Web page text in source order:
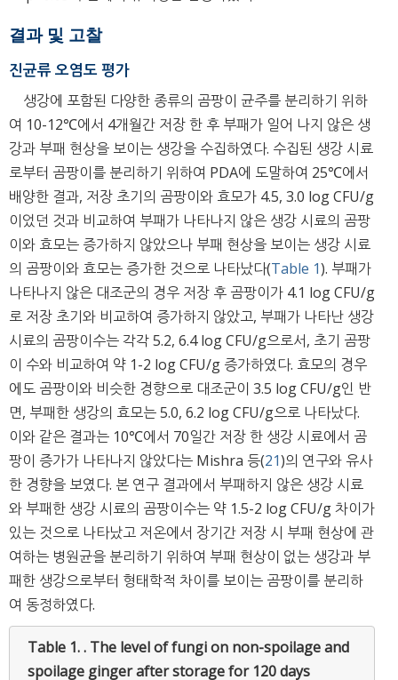
결과 및 고찰
진균류 오염도 평가
생강에 포함된 다양한 종류의 곰팡이 균주를 분리하기 위하
여 10-12℃에서 4개월간 저장 한 후 부패가 일어 나지 않은 생
강과 부패 현상을 보이는 생강을 수집하였다. 수집된 생강 시료
로부터 곰팡이를 분리하기 위하여 PDA에 도말하여 25℃에서
배양한 결과, 저장 초기의 곰팡이와 효모가 4.5, 3.0 log CFU/g
이었던 것과 비교하여 부패가 나타나지 않은 생강 시료의 곰팡
이와 효모는 증가하지 않았으나 부패 현상을 보이는 생강 시료
의 곰팡이와 효모는 증가한 것으로 나타났다(Table 1). 부패가
나타나지 않은 대조군의 경우 저장 후 곰팡이가 4.1 log CFU/g
로 저장 초기와 비교하여 증가하지 않았고, 부패가 나타난 생강
시료의 곰팡이수는 각각 5.2, 6.4 log CFU/g으로서, 초기 곰팡
이 수와 비교하여 약 1-2 log CFU/g 증가하였다. 효모의 경우
에도 곰팡이와 비슷한 경향으로 대조군이 3.5 log CFU/g인 반
면, 부패한 생강의 효모는 5.0, 6.2 log CFU/g으로 나타났다.
이와 같은 결과는 10℃에서 70일간 저장 한 생강 시료에서 곰
팡이 증가가 나타나지 않았다는 Mishra 등(21)의 연구와 유사
한 경향을 보였다. 본 연구 결과에서 부패하지 않은 생강 시료
와 부패한 생강 시료의 곰팡이수는 약 1.5-2 log CFU/g 차이가
있는 것으로 나타났고 저온에서 장기간 저장 시 부패 현상에 관
여하는 병원균을 분리하기 위하여 부패 현상이 없는 생강과 부
패한 생강으로부터 형태학적 차이를 보이는 곰팡이를 분리하
여 동정하였다.
Table 1. . The level of fungi on non-spoilage and
spoilage ginger after storage for 120 days